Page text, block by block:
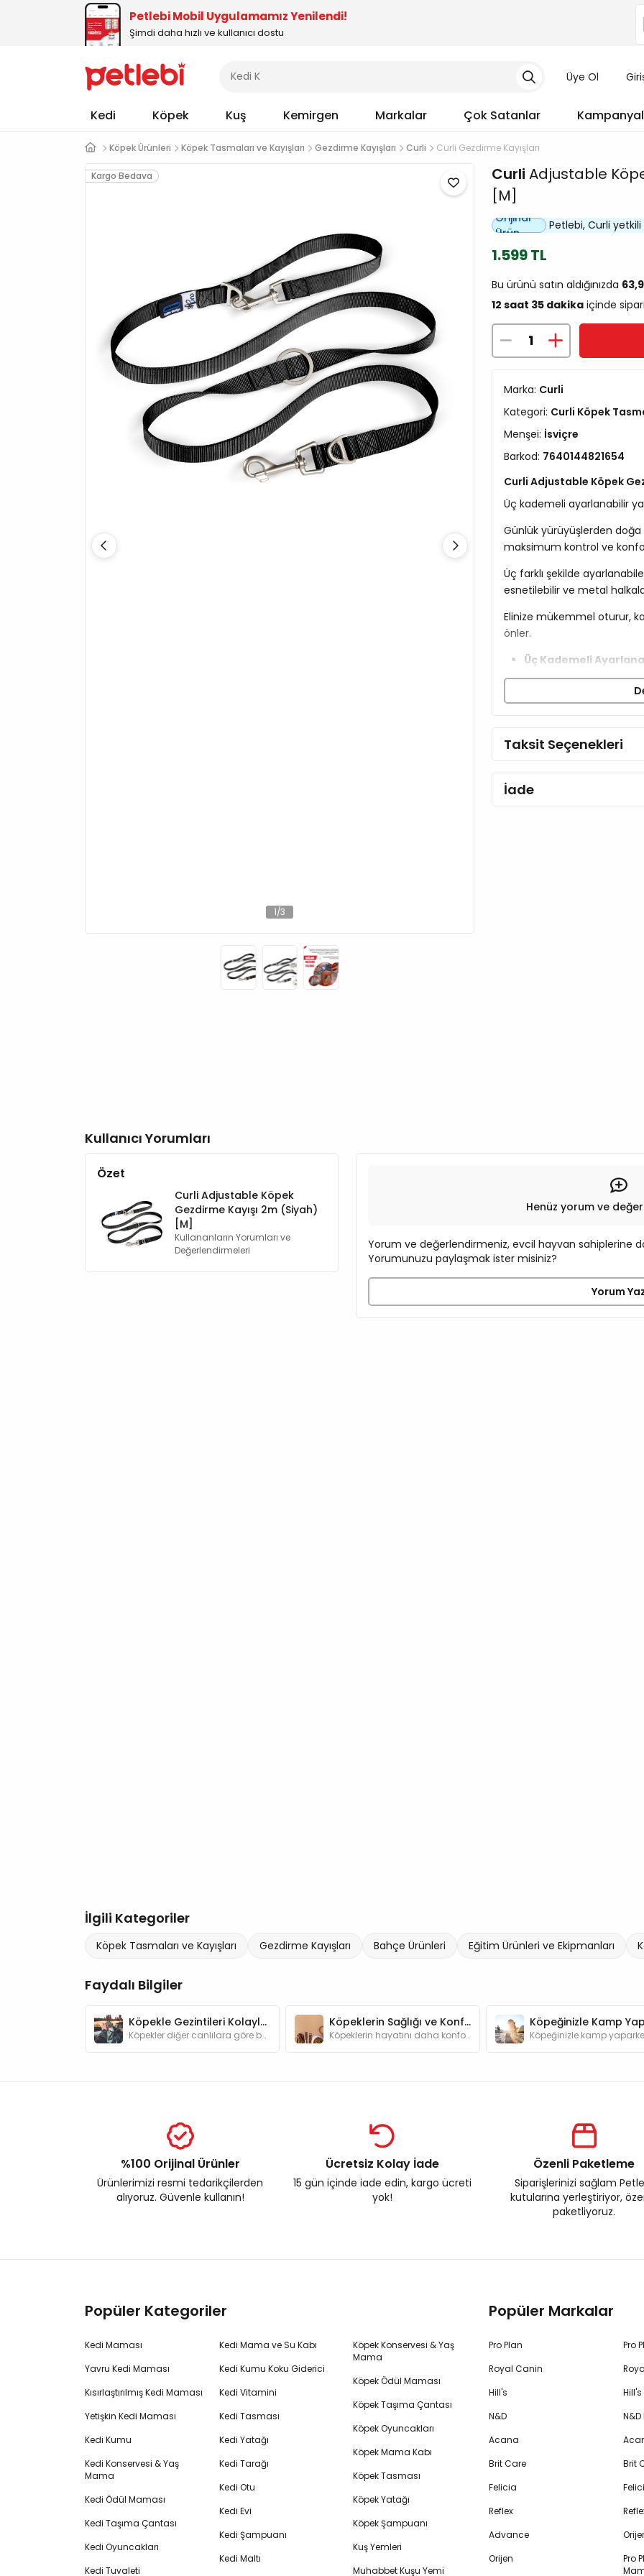
Petlebi Mobil Uygulamamız Yenilendi!
Şimdi daha hızlı ve kullanıcı dostu
Üye Ol
Kedi Köpek Kuş Kemirgen Markalar Çok Satanlar
Köpek Ürünleri Köpek Tasmaları ve Kayışları Gezdirme Kayışları Curli Curli Gezdirme Kayışları
Kargo Bedava
1/3
Curli Adjustable
[M]
Orijinal
Ürün
Petlebi, Curli yetkili
1.599 TL
Bu ürünü satın aldığınızda
12 saat 35 dakika içinde
Marka: Curli
Kategori: Curli Köpek
Menşei: İsviçre
Barkod: 7640144821654
Curli Adjustable Köpek
Üç kademeli ayarlanabilir
Günlük yürüyüşlerden
maksimum kontrol ve
Üç farklı şekilde
esnetilebilir ve metal
Elinize mükemmel oturur,
önler.
Üç Kademeli
ayarlanabilir.
Metal Sabitleme
sağlar.
Çöp Poşeti
Taksit Seçenekleri
İade
Kullanıcı Yorumları
Özet
Curli Adjustable Köpek
Gezdirme Kayışı 2m (Siyah)
[M]
Kullananların Yorumları ve
Değerlendirmeleri
Henüz yorum ve
Yorum ve değerlendirmeniz, evcil hayvan sahiplerine
Yorumunuzu paylaşmak ister misiniz?
Yorum
İlgili Kategoriler
Köpek Tasmaları ve Kayışları Gezdirme Kayışları Bahçe Ürünleri Eğitim Ürünleri ve Ekipmanları
Faydalı Bilgiler
Köpekle Gezintileri Kolaylaştıracak Şeyler
Köpekler diğer canlılara göre bakımları açısından bizlere daha bağımlı hayvanlardır. Gezintilere çıkarken dikkat etmemiz gerekenleri biliyor muyuz?
Köpeklerin Sağlığı ve Konforu için En Gerekli Ürünler
Köpeklerin hayatını daha konforlu ve güzel kılmaya yardımcı olan ürünler hakkında detaylı bilgileri bu yazımızda bulabilirsiniz.
%100 Orijinal Ürünler
Ürünlerimizi resmi tedarikçilerden
alıyoruz. Güvenle kullanın!
Ücretsiz Kolay İade
15 gün içinde iade edin, kargo ücreti
yok!
Özenli Paketleme
Siparişlerinizi sağlam
kutularına yerleştiriyor,
paketliyoruz.
Popüler Kategoriler
Kedi Maması
Yavru Kedi Maması
Kısırlaştırılmış Kedi Maması
Yetişkin Kedi Maması
Kedi Kumu
Kedi Konservesi & Yaş
Mama
Kedi Ödül Maması
Kedi Taşıma Çantası
Kedi Oyuncakları
Kedi Tuvaleti
Kedi Mama ve Su Kabı
Kedi Kumu Koku Giderici
Kedi Vitamini
Kedi Tasması
Kedi Yatağı
Kedi Tarağı
Kedi Otu
Kedi Evi
Kedi Şampuanı
Kedi Maltı
Köpek Konservesi & Yaş
Mama
Köpek Ödül Maması
Köpek Taşıma Çantası
Köpek Oyuncakları
Köpek Mama Kabı
Köpek Tasması
Köpek Yatağı
Köpek Şampuanı
Kuş Yemleri
Muhabbet Kuşu Yemi
Popüler Markalar
Pro Plan
Royal Canin
Hill's
N&D
Acana
Brit Care
Felicia
Reflex
Advance
Orijen
Pro
Brit
Pro